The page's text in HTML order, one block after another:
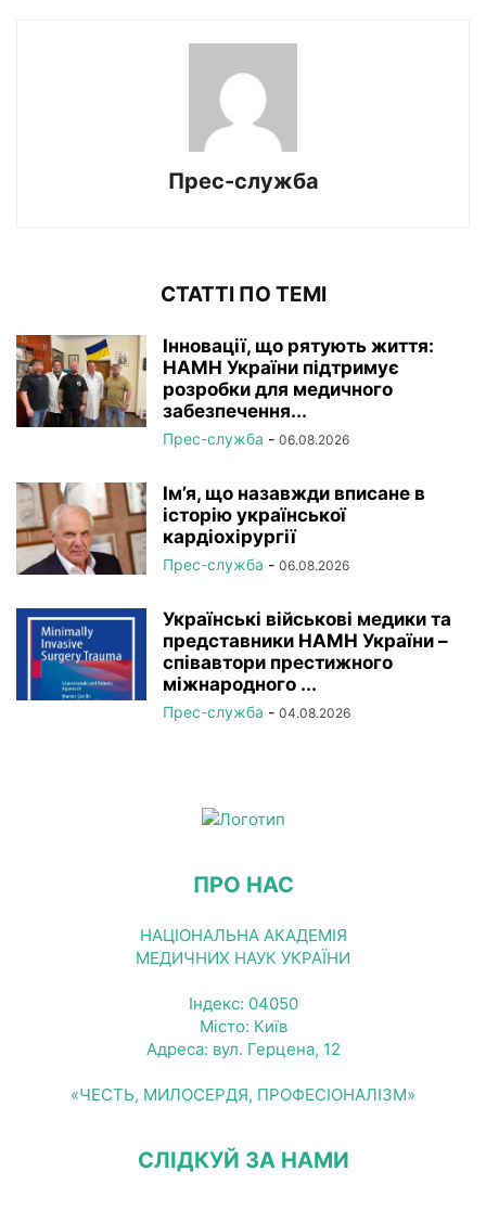
Прес-служба
СТАТТІ ПО ТЕМІ
Інновації, що рятують життя:
НАМН України підтримує
розробки для медичного
забезпечення...
Прес-служба - 06.08.2026
Ім’я, що назавжди вписане в
історію української
кардіохірургії
Прес-служба - 06.08.2026
Українські військові медики та
представники НАМН України –
співавтори престижного
міжнародного ...
Прес-служба - 04.08.2026
ПРО НАС
НАЦІОНАЛЬНА АКАДЕМІЯ
МЕДИЧНИХ НАУК УКРАЇНИ
Індекс: 04050
Місто: Київ
Адреса: вул. Герцена, 12
«ЧЕСТЬ, МИЛОСЕРДЯ, ПРОФЕСІОНАЛІЗМ»
СЛІДКУЙ ЗА НАМИ